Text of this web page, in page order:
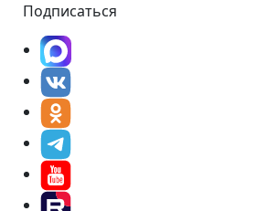
Подписаться